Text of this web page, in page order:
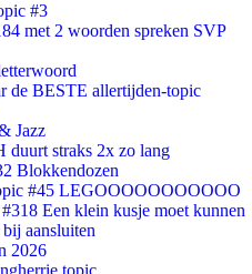
#3
met 2 woorden spreken SVP
de BESTE allertijden-topic
Jazz
duurt straks 2x zo lang
Blokkendozen
#45 LEGOOOOOOOOOOO
Een klein kusje moet kunnen
aansluiten
2026
topic